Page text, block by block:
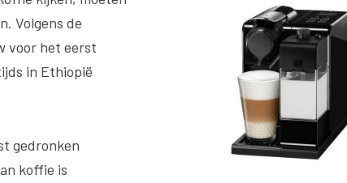
Volgens de
voor het eerst
in Ethiopië
gedronken
koffie is